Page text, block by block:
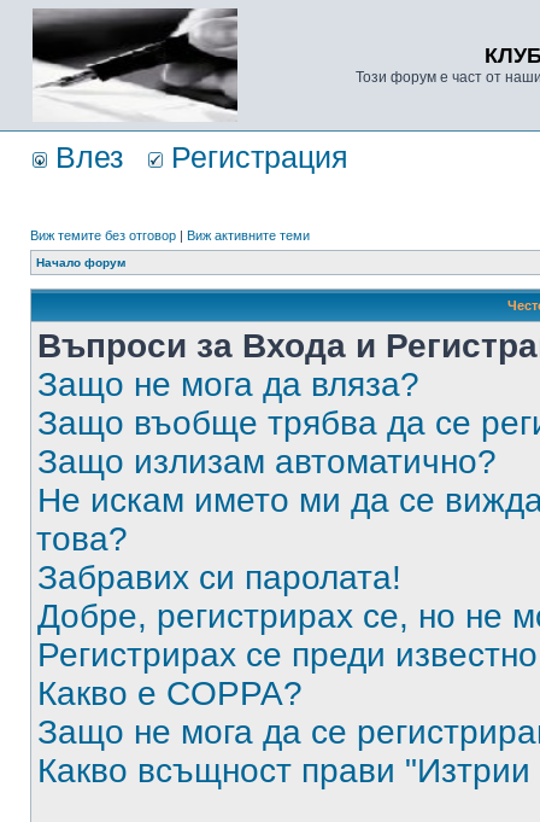
Този форум е част от
Влез Регистрация
Виж темите без отговор | Виж активните теми
Начало форум
Въпроси за Входа и
Защо не мога да вляза?
Защо въобще трябва да се
Защо излизам автоматично?
Не искам името ми да се
това?
Забравих си паролата!
Добре, регистрирах се, но не
Регистрирах се преди
Какво е COPPA?
Защо не мога да се
Какво всъщност прави "Изтрии